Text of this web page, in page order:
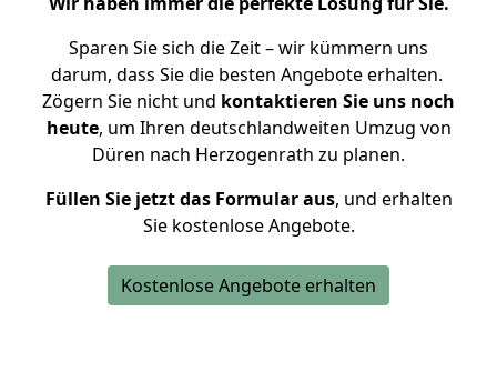
Sparen Sie sich die Zeit – wir kümmern uns
darum, dass Sie die besten Angebote erhalten.
Zögern Sie nicht und kontaktieren Sie uns noch
heute, um Ihren deutschlandweiten Umzug von
Düren nach Herzogenrath zu planen.
Füllen Sie jetzt das Formular aus, und erhalten
Sie kostenlose Angebote.
Kostenlose Angebote erhalten